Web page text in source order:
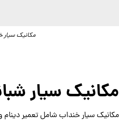
مکانیک سیار
مکانیک سیار
مکانیک سیار خنداب شامل تعمیر دینام